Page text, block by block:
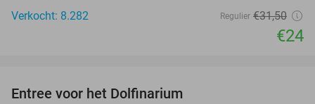
Verkocht: 8.282
Regulier €31,50
€24
Entree voor het Dolfinarium